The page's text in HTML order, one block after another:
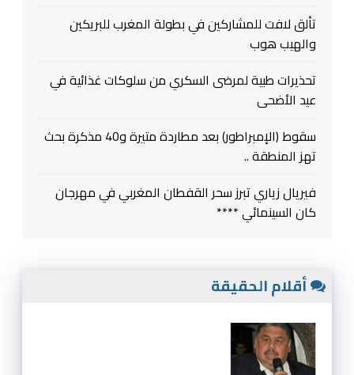
تألق لافت للمشاركين في بطولة المغرب للبريكين
والهيب هوب
تحذيرات طبية لمرضى السكري من سلوكات غذائية في
عيد الأضحى
سقوط (الإمبراطور) بعد مطاردة متيرة و40 مذكرة بحث
تهز المنطقة ..
فيريال زياري تبرز سحر القفطان المغربي في مهرجان
كان السينمائي ****
أقلام الحقيقة